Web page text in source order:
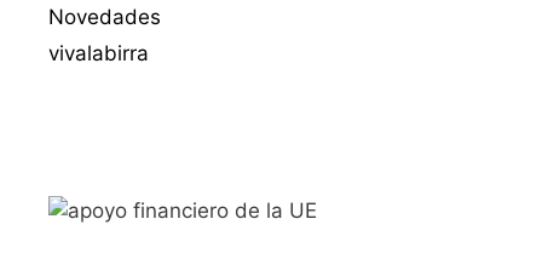
Novedades
vivalabirra